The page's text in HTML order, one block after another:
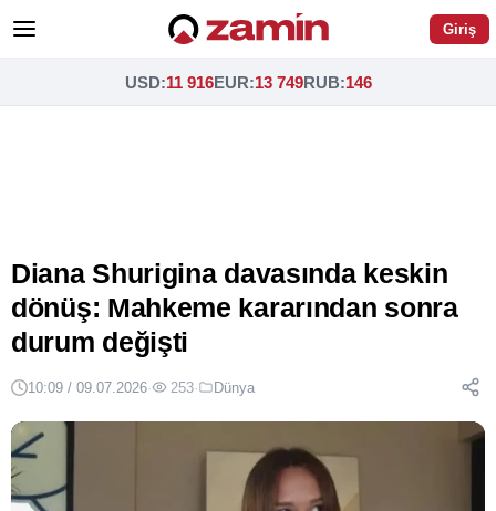
Giriş
USD:11 916EUR:13 749RUB:146
Diana Shurigina davasında keskin
dönüş: Mahkeme kararından sonra
durum değişti
10:09 / 09.07.2026· 253· Dünya